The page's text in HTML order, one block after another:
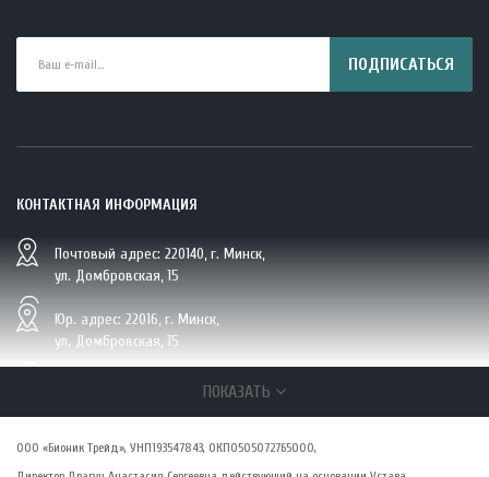
BIO Кокосовая вода тетрапак 330 мл Vietcoco 112878..
5.23 руб.
ПОДПИСАТЬСЯ
КОНТАКТНАЯ ИНФОРМАЦИЯ
Почтовый адрес: 220140, г. Минск,
ул. Домбровская, 15
Юр. адрес: 22016, г. Минск,
ул. Домбровская, 15
+375 (29/33/25) 6 270 870, г. Минск,
zakaz@vsepolezno.by
ПОКАЗАТЬ
ООО «Бионик Трейд», УНП193547843, ОКПО505072765000,